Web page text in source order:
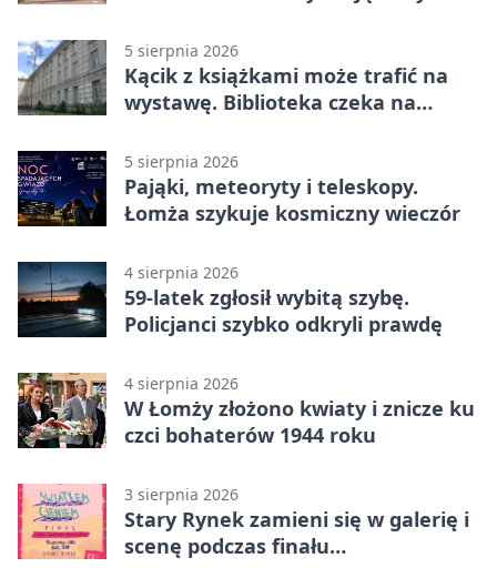
5 sierpnia 2026
Kącik z książkami może trafić na
wystawę. Biblioteka czeka na
5 sierpnia 2026
Pająki, meteoryty i teleskopy.
Łomża szykuje kosmiczny wieczór
4 sierpnia 2026
59-latek zgłosił wybitą szybę.
Policjanci szybko odkryli prawdę
4 sierpnia 2026
W Łomży złożono kwiaty i znicze ku
czci bohaterów 1944 roku
3 sierpnia 2026
Stary Rynek zamieni się w galerię i
scenę podczas finału